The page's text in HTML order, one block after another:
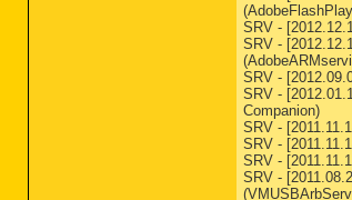
SRV -
SRV -
SRV -
SRV -
Companion)
SRV -
SRV -
SRV -
SRV -